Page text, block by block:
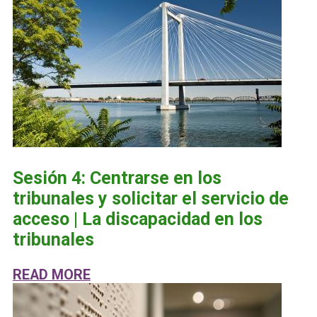
Sesión 4: Centrarse en los
tribunales y solicitar el servicio de
acceso | La discapacidad en los
tribunales
READ MOREABOUT SESIÓN 4: CENTRARSE EN